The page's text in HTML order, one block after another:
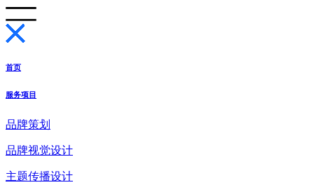
首页
服务项目
品牌策划
品牌视觉设计
主题传播设计